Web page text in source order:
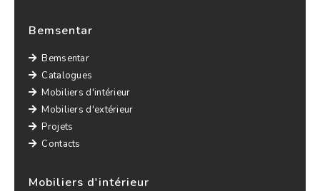
Bemsentar
Bemsentar
Catalogues
Mobiliers d'intérieur
Mobiliers d'extérieur
Projets
Contacts
Mobiliers d'intérieur